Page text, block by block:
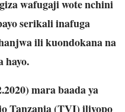
wafugaji wote nchini
serikali inafuga
ili kuondokana na
hayo.
mara baada ya
Tanzania (TVI) iliyopo